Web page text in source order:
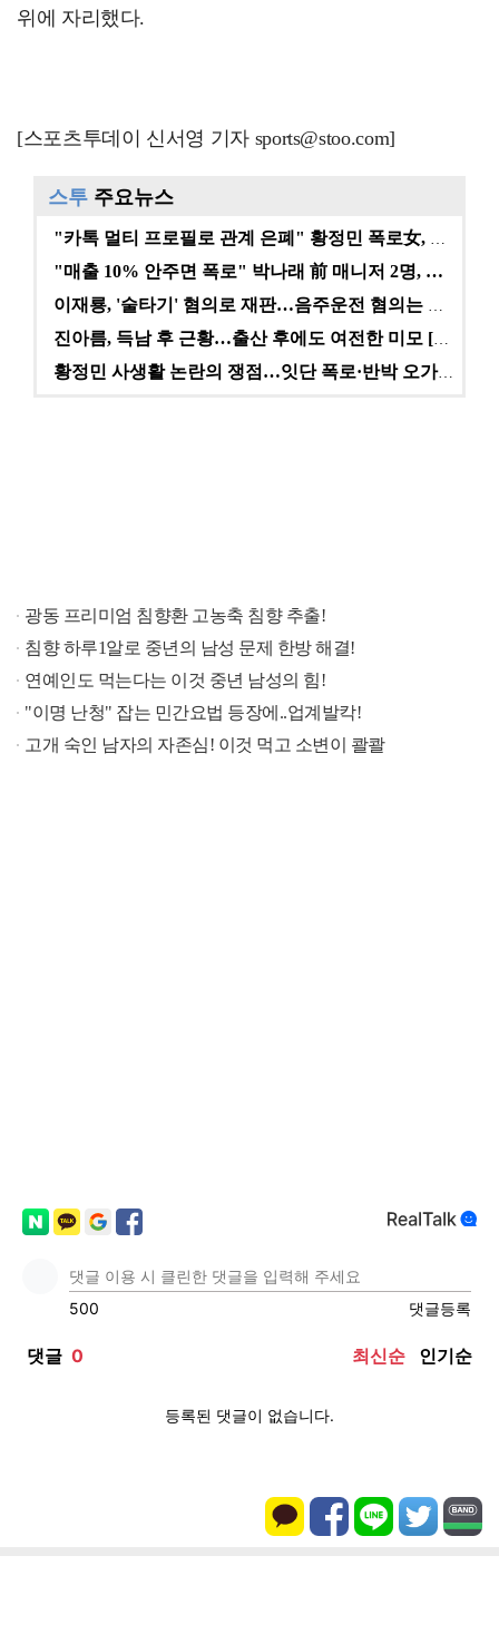
위에 자리했다.
[스포츠투데이 신서영 기자 sports@stoo.com]
스투 주요뉴스
"카톡 멀티 프로필로 관계 은폐" 황정민 폭로女, 문자…
"매출 10% 안주면 폭로" 박나래 前 매니저 2명, …
이재룡, '술타기' 혐의로 재판…음주운전 혐의는 미적용…
진아름, 득남 후 근황…출산 후에도 여전한 미모 [스타…
황정민 사생활 논란의 쟁점…잇단 폭로·반박 오가는 소모…